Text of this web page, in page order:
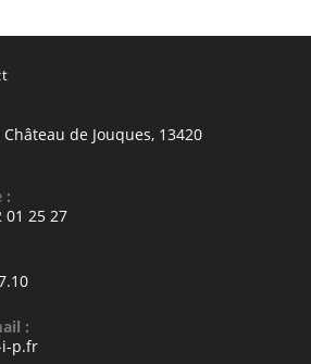
de Jouques, 13420
:
01 25 27
:
i-p.fr